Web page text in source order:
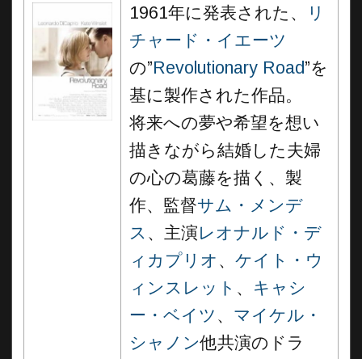
1961年に発表された、
リ
チャード・イエーツ
の”Revolutionary Road”を
基に製作された作品。
将来への夢や希望を想い
描きながら結婚した夫婦
の心の葛藤を描く、製
作、監督サム・メンデ
ス 、主演レオナルド・デ
ィカプリオ 、 ケイト・ウ
ィンスレット 、 キャシ
ー・ベイツ 、 マイケル・
シャノン他共演のドラ